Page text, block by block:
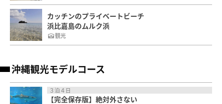
カッチンのプライベートビーチ
浜比嘉島のムルク浜
観光
沖縄観光モデルコース
３泊４日
【完全保存版】絶対外さない